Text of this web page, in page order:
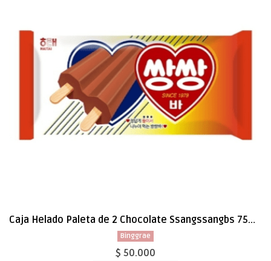
Caja Helado Paleta de 2 Chocolate Ssangssangbs 75ml x 40 (0082)
Binggrae
$ 50.000